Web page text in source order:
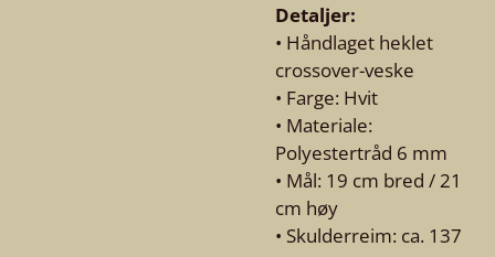
Detaljer:
• Håndlaget heklet
crossover-veske
• Farge: Hvit
• Materiale:
Polyestertråd 6 mm
• Mål: 19 cm bred / 21
cm høy
• Skulderreim: ca. 137